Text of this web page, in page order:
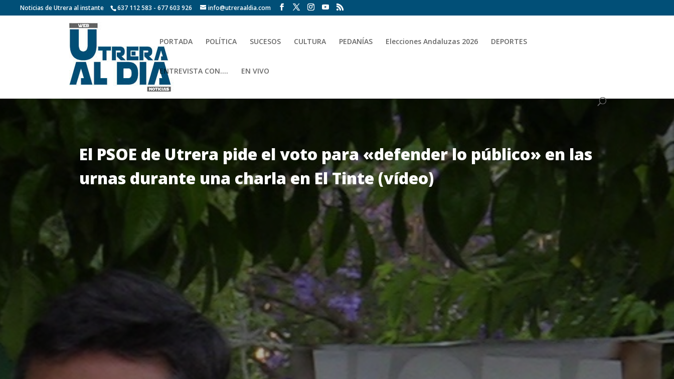
Noticias de Utrera al instante 637 112 583 - 677 603 926 info@utreraaldia.com
PORTADA POLÍTICA SUCESOS CULTURA PEDANÍAS Elecciones Andaluzas 2026 DEPORTES
ENTREVISTA CON…. EN VIVO
El PSOE de Utrera pide el voto para «defender lo público» en las
urnas durante una charla en El Tinte (vídeo)